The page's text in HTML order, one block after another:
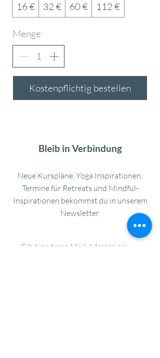
16 €
32 € 60 € 112 €
Menge
Kostenpflichtig bestellen
Bleib in Verbindung
Neue Kurspläne, Yoga Inspirationen,
Termine für Retreats und Mindful-
Inspirationen bekommst du in unserem
Newsletter.